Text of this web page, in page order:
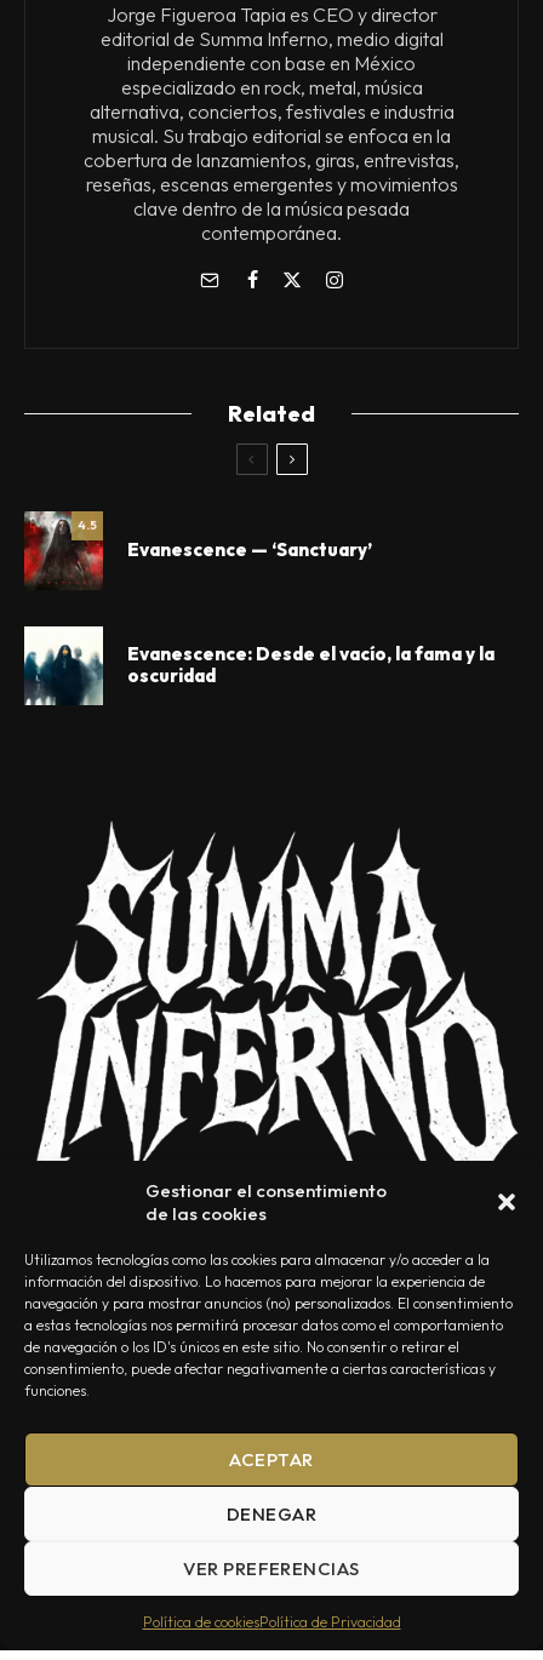
Gestionar el consentimiento
de las cookies
Utilizamos tecnologías como las cookies para almacenar y/o acceder a la
información del dispositivo. Lo hacemos para mejorar la experiencia de
navegación y para mostrar anuncios (no) personalizados. El consentimiento
a estas tecnologías nos permitirá procesar datos como el comportamiento
de navegación o los ID's únicos en este sitio. No consentir o retirar el
consentimiento, puede afectar negativamente a ciertas características y
funciones.
ACEPTAR
DENEGAR
VER PREFERENCIAS
Política de cookiesPolítica de Privacidad
Jorge Figueroa Tapia es CEO y director
editorial de Summa Inferno, medio digital
independiente con base en México
especializado en rock, metal, música
alternativa, conciertos, festivales e industria
musical. Su trabajo editorial se enfoca en la
cobertura de lanzamientos, giras, entrevistas,
reseñas, escenas emergentes y movimientos
clave dentro de la música pesada
contemporánea.
Related
4.5
Evanescence — ‘Sanctuary’
Evanescence: Desde el vacío, la fama y la
oscuridad
NOSOTROS CONTACTO EDITORIAL POLÍTICA DE PRIVACIDAD
Summa Inferno — Todos los Derechos Reservados © 2026